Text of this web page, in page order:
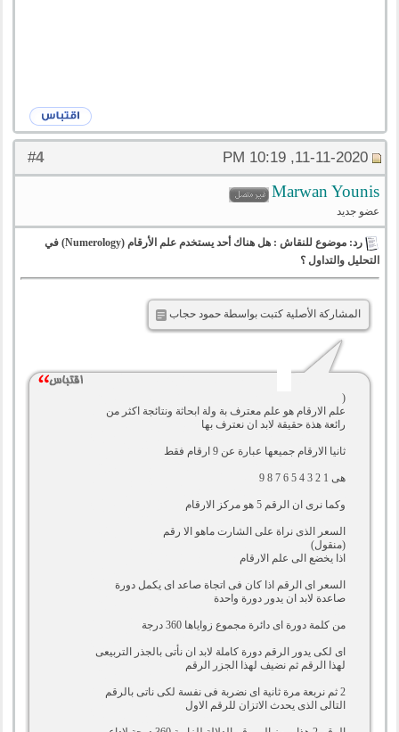
#
4 11-11-2020, 10:19 PM
‪Marwan Younis‬‏
عضو جديد
رد: موضوع للنقاش : هل هناك أحد يستخدم علم الأرقام (Numerology) في
التحليل والتداول ؟
المشاركة الأصلية كتبت بواسطة حمود حجاب
(
علم الارقام هو علم معترف بة ولة ابحاثة ونتائجة اكثر من
رائعة هذة حقيقة لابد ان نعترف بها
ثانيا الارقام جميعها عبارة عن 9 ارقام فقط
هى 1 2 3 4 5 6 7 8 9
وكما نرى ان الرقم 5 هو مركز الارقام
السعر الذى نراة على الشارت ماهو الا رقم
(منقول)
اذا يخضع الى علم الارقام
السعر اى الرقم اذا كان فى اتجاة صاعد اى يكمل دورة
صاعدة لابد ان يدور دورة واحدة
من كلمة دورة اى دائرة مجموع زواياها 360 درجة
اى لكى يدور الرقم دورة كاملة لابد ان نأتى بالجذر التربيعى
لهذا الرقم ثم نضيف لهذا الجزر الرقم
2 ثم نربعة مرة ثانية اى نضربة فى نفسة لكى ناتى بالرقم
التالى الذى يحدث الاتزان للرقم الاول